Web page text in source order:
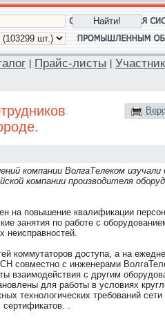
Прайс-листы
компании ВолгаТелеком изучали
компании производителя
на повышение квалификации
занятия по работе с
неисправностей.
коммутаторов доступа, а на
совместно с инженерами
взаимодействия с другим
для работы в условиях
технологических требований
.